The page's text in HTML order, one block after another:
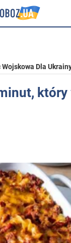
Wojskowa Dla